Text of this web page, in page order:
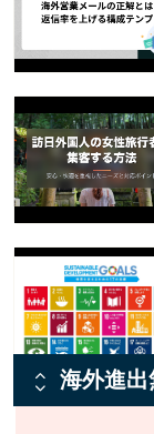
海外進